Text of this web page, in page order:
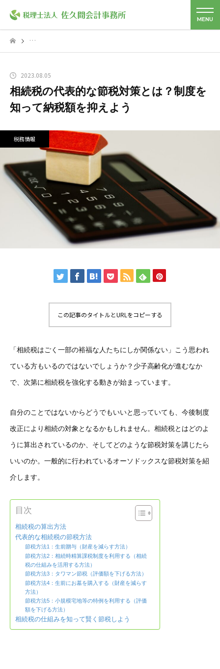
2023.08.05
相続税の代表的な節税対策とは？制度を
知って納税額を抑えよう
税務情報
この記事のタイトルとURLをコピーする
「相続税はごく一部の裕福な人たちにしか関係ない」こう思われ
ている方もいるのではないでしょうか？少子高齢化が進むなか
で、次第に相続税を強化する動きが始まっています。
自分のことではないからどうでもいいと思っていても、今後制度
改正により相続の対象となるかもしれません。相続税とはどのよ
うに算出されているのか、そしてどのような節税対策を講じたら
いいのか。一般的に行われているオーソドックスな節税対策を紹
介します。
目次
相続税の算出方法
代表的な相続税の節税方法
節税方法1：生前贈与（財産を減らす方法）
節税方法2：相続時精算課税制度を利用する（相続
税の仕組みを活用する方法）
節税方法3：タワマン節税（評価額を下げる方法）
節税方法4：生前にお墓を購入する（財産を減らす
方法）
節税方法5：小規模宅地等の特例を利用する（評価
額を下げる方法）
相続税の仕組みを知って賢く節税しよう